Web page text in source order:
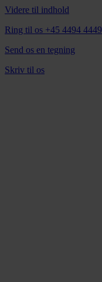
Videre til indhold
Ring til os +45 4494 4449
Send os en tegning
Skriv til os